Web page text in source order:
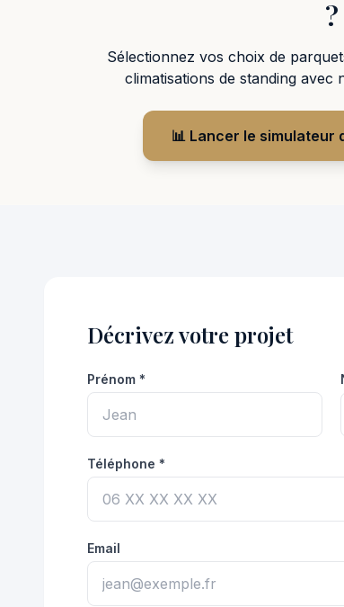
?
Sélectionnez vos choix de
climatisations de standing
📊 Lancer le
Décrivez votre projet
Prénom *
Téléphone *
Email